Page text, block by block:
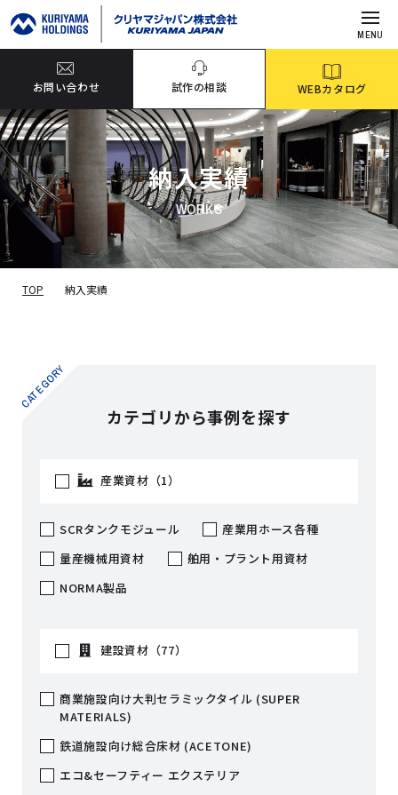
MENU
お問い合わせ 試作の相談 WEBカタログ
納入実績
WORKS
TOP 納入実績
CATEGORY
カテゴリから事例を探す
産業資材（1）
SCRタンクモジュール
産業用ホース各種
量産機械用資材
舶用・プラント用資材
NORMA製品
建設資材（77）
商業施設向け大判セラミックタイル (SUPER
MATERIALS)
鉄道施設向け総合床材 (ACETONE)
エコ&セーフティー エクステリア